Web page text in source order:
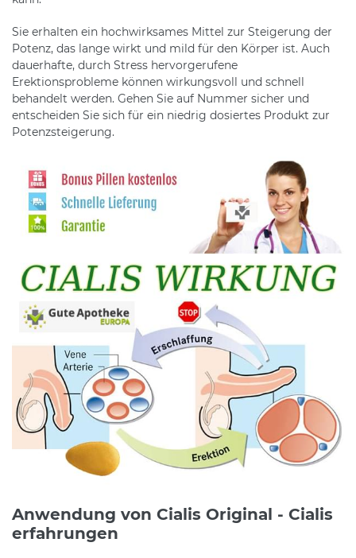
Sie erhalten ein hochwirksames Mittel zur Steigerung der
Potenz, das lange wirkt und mild für den Körper ist. Auch
dauerhafte, durch Stress hervorgerufene
Erektionsprobleme können wirkungsvoll und schnell
behandelt werden. Gehen Sie auf Nummer sicher und
entscheiden Sie sich für ein niedrig dosiertes Produkt zur
Potenzsteigerung.
Anwendung von Cialis Original - Cialis
erfahrungen